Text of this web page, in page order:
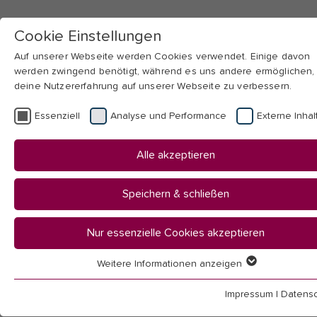
Skip to main navigation Skip to page footer
You
here:
Startseite
Fakultäten & Institute
Mathematik & Informatik
Cookie Einstellungen
Auf unserer Webseite werden Cookies verwendet. Einige davon
werden zwingend benötigt, während es uns andere ermöglichen,
deine Nutzererfahrung auf unserer Webseite zu verbessern.
Essenziell Analyse und Performance Externe
Alle akzeptieren
Speichern & schließen
Nur essenzielle Cookies akzeptieren
Essenzielle Cookies werden für grundlegende Funktionen der
Weitere Informationen anzeigen
Impressum